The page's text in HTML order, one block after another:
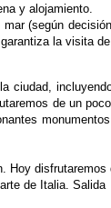
y alojamiento.
(según
la visita
ciudad,
de un
de Italia. Salida